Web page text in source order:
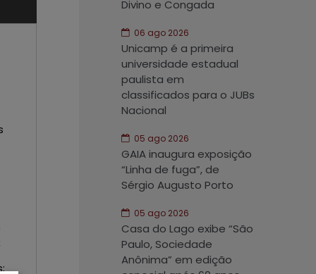
Divino e Congada
06 ago 2026
Unicamp é a primeira
universidade estadual
paulista em
classificados para o JUBs
Nacional
05 ago 2026
GAIA inaugura exposição
“Linha de fuga”, de
Sérgio Augusto Porto
05 ago 2026
Casa do Lago exibe “São
Paulo, Sociedade
Anônima” em edição